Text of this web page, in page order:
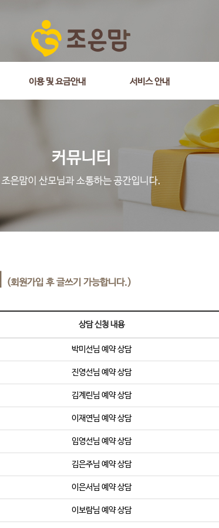
이용 및 요금안내 서비스 안내
(회원가입 후 글쓰기 가능합니다.)
상담 신청 내용
박미선님 예약 상담
진영선님 예약 상담
김계린님 예약 상담
이재연님 예약 상담
임영선님 예약 상담
김은주님 예약 상담
이은서님 예약 상담
이보람님 예약 상담